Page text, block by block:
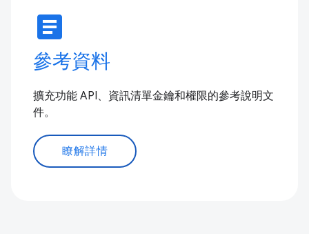
article
參考資料
擴充功能 API、資訊清單金鑰和權限的參考說明文
件。
瞭解詳情